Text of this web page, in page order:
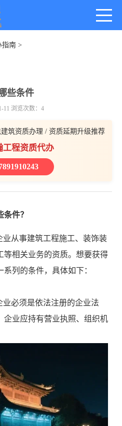
指南 >
些条件
11 浏览次数：4
筑资质办理 / 资质延期升级推荐
工程资质代办
件？
业从事建筑工程施工、装饰装
等相关业务的资质。想要获得
列的条件，具体如下：
必须是依法注册的企业法
企业应持有营业执照、组织机